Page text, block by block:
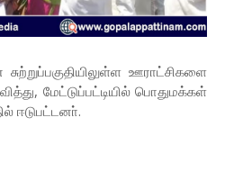
ஊராட்சிகளை
மேட்டுப்பட்டியில் பொதுமக்கள்
ஈடுபட்டனா்.